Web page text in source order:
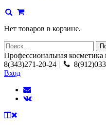
Нет товаров в корзине.
Профессиональная косметика
8(343)271-20-24 |
Вход